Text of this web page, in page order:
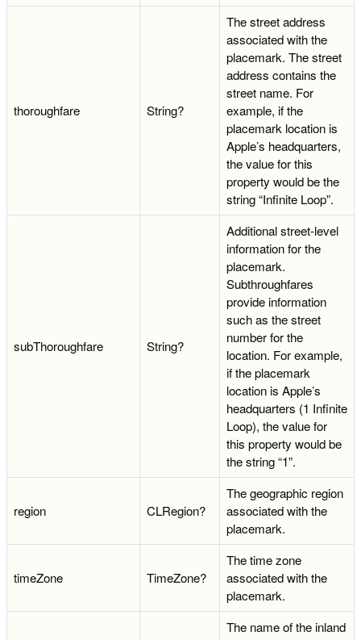
thoroughfare String?
The street address
associated with the
placemark. The street
address contains the
street name. For
example, if the
placemark location is
Apple’s headquarters,
the value for this
property would be the
string “Infinite Loop”.
subThoroughfare String?
Additional street-level
information for the
placemark.
Subthroughfares
provide information
such as the street
number for the
location. For example,
if the placemark
location is Apple’s
headquarters (1 Infinite
Loop), the value for
this property would be
the string “1”.
region CLRegion?
The geographic region
associated with the
placemark.
timeZone TimeZone?
The time zone
associated with the
placemark.
The name of the inland